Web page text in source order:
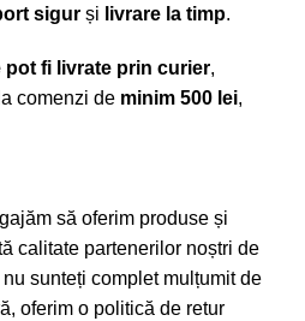
sigur și livrare la timp.
pot fi livrate prin curier,
la comenzi de minim 500 lei,
să oferim produse și
calitate partenerilor noștri de
sunteți complet mulțumit de
oferim o politică de retur